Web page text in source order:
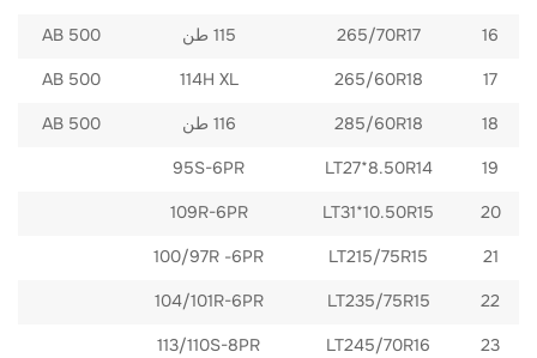
16
265/70R17 115 طن 500 AB
17
265/60R18
114H XL
500 AB
18
285/60R18 116 طن 500 AB
19
LT27*8.50R14
95S-6PR
20
LT31*10.50R15
109R-6PR
21
LT215/75R15
100/97R -6PR
22
LT235/75R15
104/101R-6PR
23
LT245/70R16
113/110S-8PR